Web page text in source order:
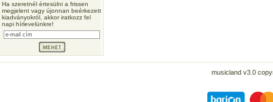
Ha szeretnél értesülni a frissen
megjelent vagy újonnan beérkezett
kiadványokról, akkor iratkozz fel
napi hírlevelünkre!
musicland v3.0